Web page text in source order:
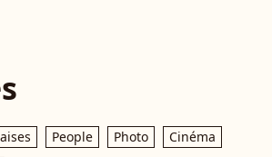
People Photo
Cinéma